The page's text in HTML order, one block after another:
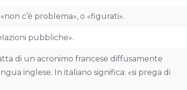
c’è problema», o «figurati».
pubbliche».
di un acronimo francese diffusamente
inglese. In italiano significa: «si prega di